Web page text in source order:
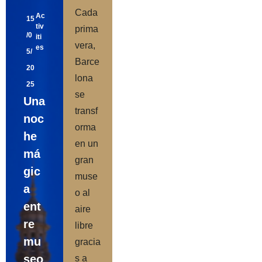
15
/0
5/
20
25
Ac
tiv
iti
es
Una
noc
he
má
gic
a
ent
re
mu
seo
Cada
prima
vera,
Barce
lona
se
transf
orma
en un
gran
muse
o al
aire
libre
gracia
s a